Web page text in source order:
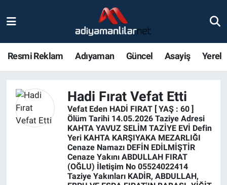
Resmi Reklam Adıyaman Güncel Asayiş Yerel
Hadi Fırat Vefat Etti
Vefat Eden HADİ FIRAT [ YAŞ : 60 ]
Ölüm Tarihi 14.05.2026 Taziye Adresi
KAHTA YAVUZ SELİM TAZİYE EVİ Defin
Yeri KAHTA KARŞIYAKA MEZARLIĞI
Cenaze Namazı DEFİN EDİLMİŞTİR
Cenaze Yakını ABDULLAH FIRAT
(OĞLU) İletişim No 05524022414
Taziye Yakınları KADİR, ABDULLAH,
Röportajlar
Magazin
Bölge Haberleri
Nöbetçi Eczaneler
Adiyaman Namaz Vakitleri
Trafik Durumu
Süper Lig Puan Durumu ve Fikstür
Tüm Manşetler